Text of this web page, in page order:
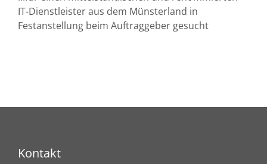
IT-Dienstleister aus dem Münsterland in
Festanstellung beim Auftraggeber gesucht
Kontakt